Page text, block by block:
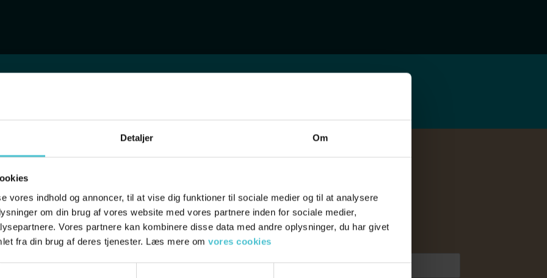
Detaljer Om
vores indhold og annoncer, til at vise dig funktioner til sociale medier og til at analysere
om din brug af vores website med vores partnere inden for sociale medier,
Vores partnere kan kombinere disse data med andre oplysninger, du har givet
fra din brug af deres tjenester. Læs mere om vores cookies
Fornavn*